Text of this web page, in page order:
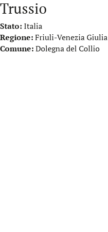
Trussio
Stato:Italia
Regione:Friuli-Venezia Giulia
Comune:Dolegna del Collio